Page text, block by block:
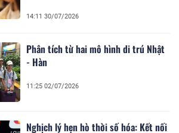
14:11 30/07/2026
Phân tích từ hai mô hình di trú Nhật
- Hàn
11:25 02/07/2026
Nghịch lý hẹn hò thời số hóa: Kết nối